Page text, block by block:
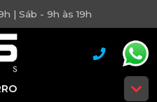
| Sáb - 9h às 19h